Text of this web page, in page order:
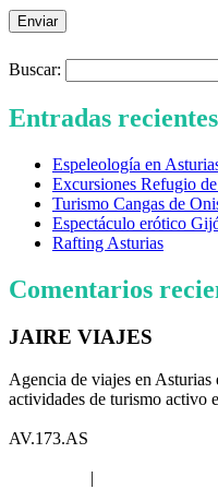
Buscar:
Entradas recientes
Espeleología en
Excursiones Refugio
Turismo Cangas de
Espectáculo erótico
Rafting Asturias
Comentarios
JAIRE VIAJES
Agencia de viajes en
actividades de turismo activo
AV.173.AS
|